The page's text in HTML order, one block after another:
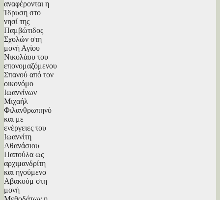
αναφέρονται η
Ίδρυση στο
νησί της
Παμβώτιδος
Σχολών στη
μονή Αγίου
Νικολάου του
επονομαζόμενου
Σπανού από τον
οικονόμο
Ιωαννίνων
Μιχαήλ
Φιλανθρωπηνό
και με
ενέργειες του
Ιωαννίτη
Αθανάσιου
Παπούλα ως
αρχιμανδρίτη
και ηγούμενο
Αβακούμ στη
μονή